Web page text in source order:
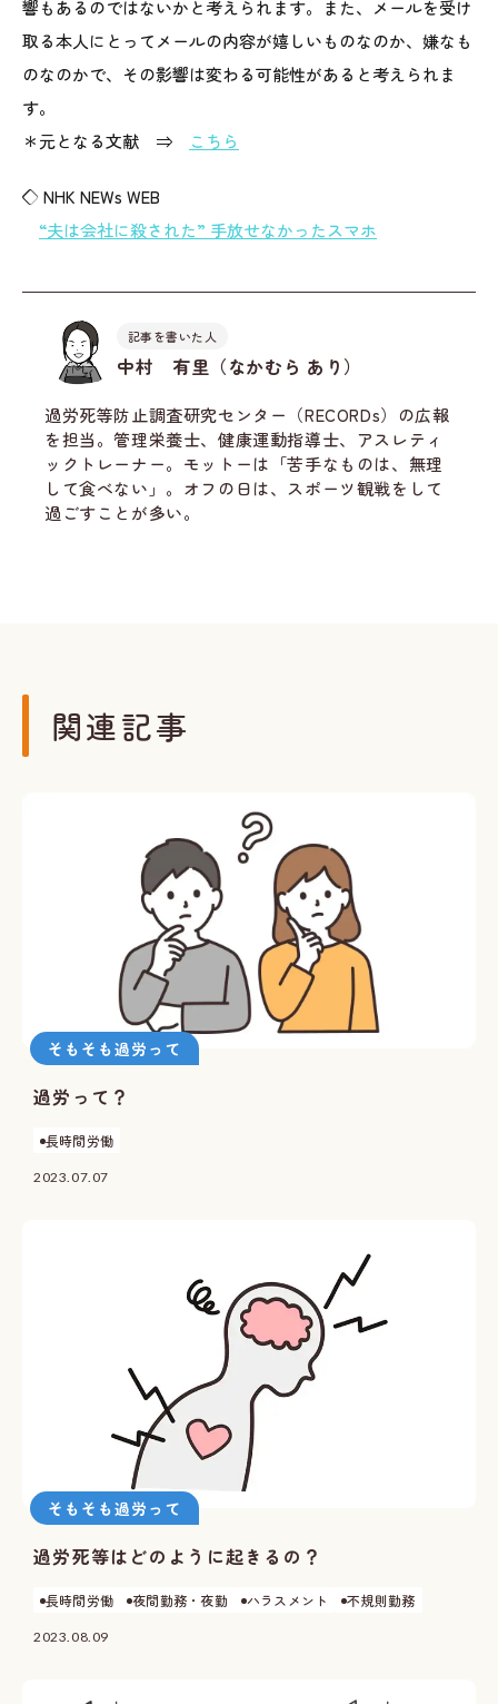
響もあるのではないかと考えられます。また、メールを受け
取る本人にとってメールの内容が嬉しいものなのか、嫌なも
のなのかで、その影響は変わる可能性があると考えられま
す。
＊元となる文献 ⇒
こちら
◇ NHK NEWs WEB
“夫は会社に殺された” 手放せなかったスマホ
記事を書いた人
中村 有里（なかむら あり）
過労死等防止調査研究センター（RECORDs）の広報
を担当。管理栄養士、健康運動指導士、アスレティ
ックトレーナー。モットーは「苦手なものは、無理
して食べない」。オフの日は、スポーツ観戦をして
過ごすことが多い。
関連記事
そもそも過労って
過労って？
長時間労働
2023.07.07
そもそも過労って
過労死等はどのように起きるの？
長時間労働 夜間勤務・夜勤 ハラスメント 不規則勤務
2023.08.09